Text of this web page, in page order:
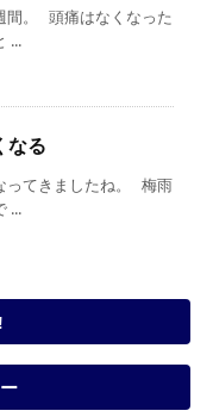
間。 頭痛はなくなった
...
なる
ってきましたね。 梅雨
...